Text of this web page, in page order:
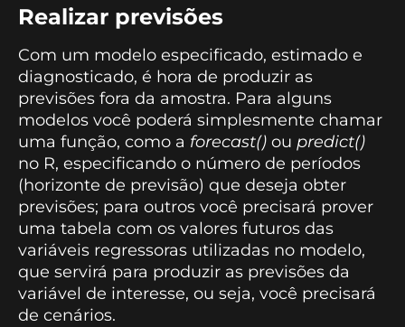
Realizar previsões
Com um modelo especificado, estimado e
diagnosticado, é hora de produzir as
previsões fora da amostra. Para alguns
modelos você poderá simplesmente chamar
uma função, como a forecast() ou predict()
no R, especificando o número de períodos
(horizonte de previsão) que deseja obter
previsões; para outros você precisará prover
uma tabela com os valores futuros das
variáveis regressoras utilizadas no modelo,
que servirá para produzir as previsões da
variável de interesse, ou seja, você precisará
de cenários.